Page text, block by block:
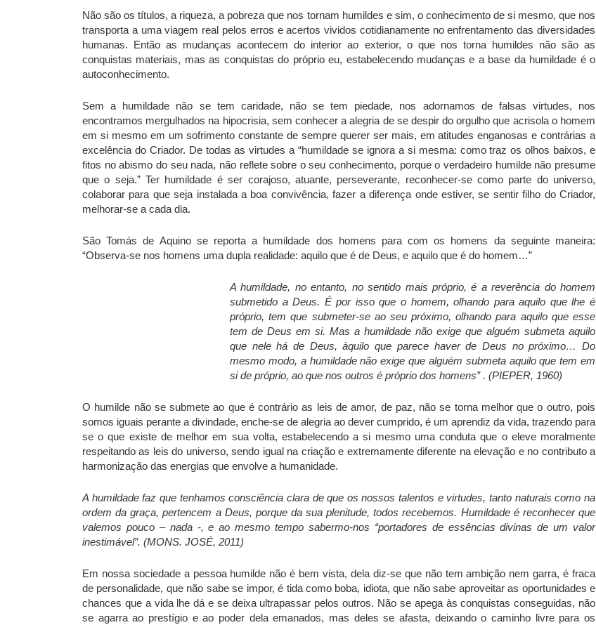
Não são os títulos, a riqueza, a pobreza que nos tornam humildes e sim, o conhecimento de si mesmo, que nos
transporta a uma viagem real pelos erros e acertos vividos cotidianamente no enfrentamento das diversidades
humanas. Então as mudanças acontecem do interior ao exterior, o que nos torna humildes não são as
conquistas materiais, mas as conquistas do próprio eu, estabelecendo mudanças e a base da humildade é o
autoconhecimento.
Sem a humildade não se tem caridade, não se tem piedade, nos adornamos de falsas virtudes, nos
encontramos mergulhados na hipocrisia, sem conhecer a alegria de se despir do orgulho que acrisola o homem
em si mesmo em um sofrimento constante de sempre querer ser mais, em atitudes enganosas e contrárias a
excelência do Criador. De todas as virtudes a “humildade se ignora a si mesma: como traz os olhos baixos, e
fitos no abismo do seu nada, não reflete sobre o seu conhecimento, porque o verdadeiro humilde não presume
que o seja.” Ter humildade é ser corajoso, atuante, perseverante, reconhecer-se como parte do universo,
colaborar para que seja instalada a boa convivência, fazer a diferença onde estiver, se sentir filho do Criador,
melhorar-se a cada dia.
São Tomás de Aquino se reporta a humildade dos homens para com os homens da seguinte maneira:
“Observa-se nos homens uma dupla realidade: aquilo que é de Deus, e aquilo que é do homem…”
A humildade, no entanto, no sentido mais próprio, é a reverência do homem
submetido a Deus. É por isso que o homem, olhando para aquilo que lhe é
próprio, tem que submeter-se ao seu próximo, olhando para aquilo que esse
tem de Deus em si. Mas a humildade não exige que alguém submeta aquilo
que nele há de Deus, àquilo que parece haver de Deus no próximo… Do
mesmo modo, a humildade não exige que alguém submeta aquilo que tem em
si de próprio, ao que nos outros é próprio dos homens” . (PIEPER, 1960)
O humilde não se submete ao que é contrário as leis de amor, de paz, não se torna melhor que o outro, pois
somos iguais perante a divindade, enche-se de alegria ao dever cumprido, é um aprendiz da vida, trazendo para
se o que existe de melhor em sua volta, estabelecendo a si mesmo uma conduta que o eleve moralmente
respeitando as leis do universo, sendo igual na criação e extremamente diferente na elevação e no contributo a
harmonização das energias que envolve a humanidade.
A humildade faz que tenhamos consciência clara de que os nossos talentos e virtudes, tanto naturais como na
ordem da graça, pertencem a Deus, porque da sua plenitude, todos recebemos. Humildade é reconhecer que
valemos pouco – nada -, e ao mesmo tempo sabermo-nos “portadores de essências divinas de um valor
inestimável”. (MONS. JOSÉ, 2011)
Em nossa sociedade a pessoa humilde não é bem vista, dela diz-se que não tem ambição nem garra, é fraca
de personalidade, que não sabe se impor, é tida como boba, idiota, que não sabe aproveitar as oportunidades e
chances que a vida lhe dá e se deixa ultrapassar pelos outros. Não se apega às conquistas conseguidas, não
se agarra ao prestígio e ao poder dela emanados, mas deles se afasta, deixando o caminho livre para os